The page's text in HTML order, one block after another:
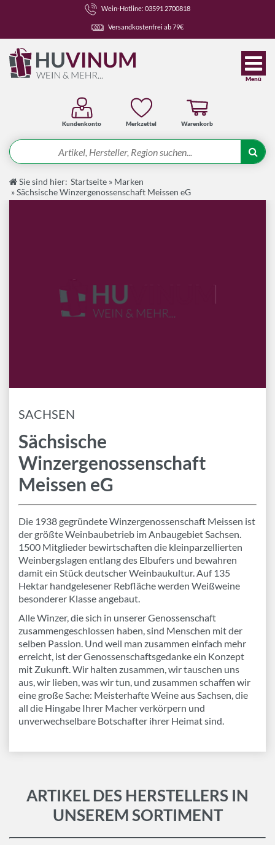
Wein-Hotline: 03591 2700818
Versandkostenfrei ab 79€
Kundenkonto Merkzettel Warenkorb
Menü
Angebote
Geschenk-Pakete
Marken
Schlagworte
Sie sind hier: Startseite » Marken
»Sächsische Winzergenossenschaft Meissen eG
SACHSEN
Sächsische
Winzergenossenschaft
Meissen eG
Die 1938 gegründete Winzergenossenschaft Meissen ist
der größte Weinbaubetrieb im Anbaugebiet Sachsen.
1500 Mitglieder bewirtschaften die kleinparzellierten
Weinbergslagen entlang des Elbufers und bewahren
damit ein Stück deutscher Weinbaukultur. Auf 135
Hektar handgelesener Rebfläche werden Weißweine
besonderer Klasse angebaut.
Alle Winzer, die sich in unserer Genossenschaft
zusammengeschlossen haben, sind Menschen mit der
selben Passion. Und weil man zusammen einfach mehr
erreicht, ist der Genossenschaftsgedanke ein Konzept
mit Zukunft. Wir halten zusammen, wir tauschen uns
aus, wir lieben, was wir tun, und zusammen schaffen wir
eine große Sache: Meisterhafte Weine aus Sachsen, die
all die Hingabe Ihrer Macher verkörpern und
unverwechselbare Botschafter ihrer Heimat sind.
ARTIKEL DES HERSTELLERS IN
UNSEREM SORTIMENT